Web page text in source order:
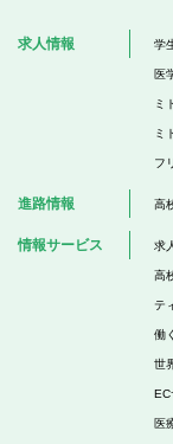
求人情報 学
医
ミ
ミ
フ
進路情報 高
情報サービス 求
高
テ
働
世
EC
医